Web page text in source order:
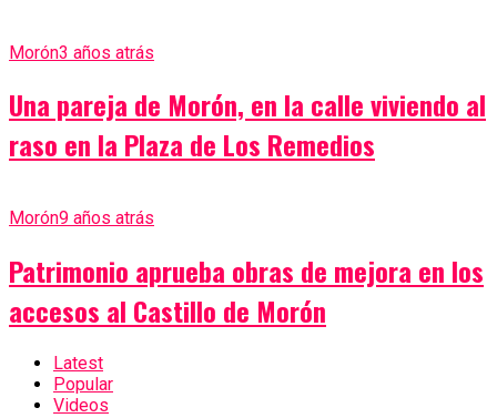
Morón3 años atrás
Una pareja de Morón, en la calle viviendo al
raso en la Plaza de Los Remedios
Morón9 años atrás
Patrimonio aprueba obras de mejora en los
accesos al Castillo de Morón
Latest
Popular
Videos